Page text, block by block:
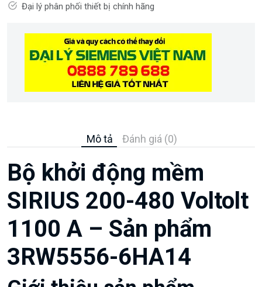
Đại lý phân phối thiết bị chính hãng
Mô tả Đánh giá (0)
Bộ khởi động mềm
SIRIUS 200-480 Voltolt
1100 A – Sản phẩm
3RW5556-6HA14